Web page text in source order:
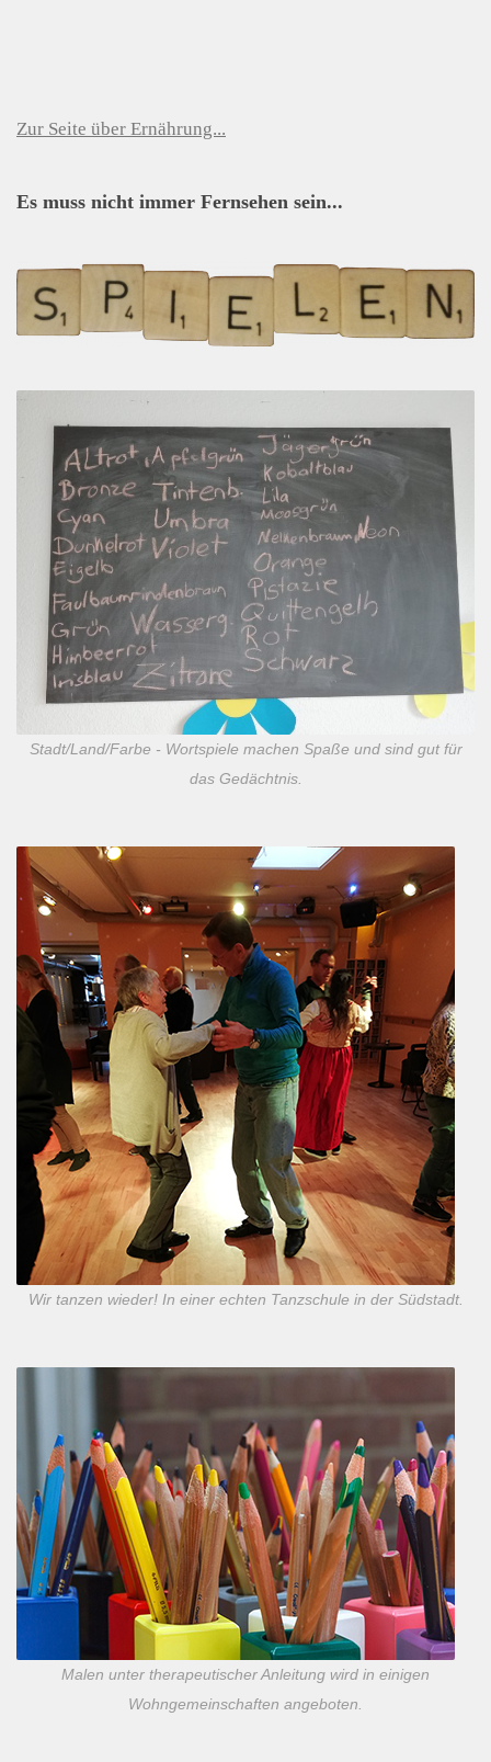
Zur Seite über Ernährung...
Es muss nicht immer Fernsehen sein...
Stadt/Land/Farbe - Wortspiele machen Spaße und sind gut für
das Gedächtnis.
Wir tanzen wieder! In einer echten Tanzschule in der Südstadt.
Malen unter therapeutischer Anleitung wird in einigen
Wohngemeinschaften angeboten.